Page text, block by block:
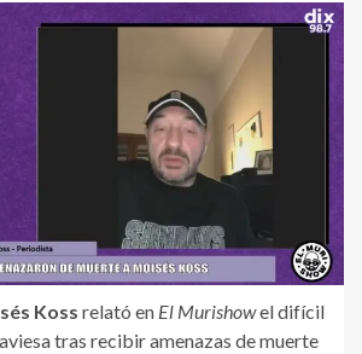
Koss relató en El Murishowel difícil
tras recibir amenazas de muerte